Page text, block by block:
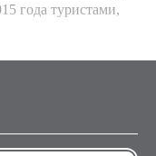
года туристами,